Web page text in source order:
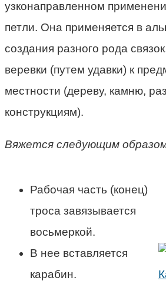
узконаправленном
петли. Она применяется в
создания разного рода
веревки (путем удавки) к
местности (дереву, камню,
конструкциям).
Вяжется следующим
Рабочая часть (конец)
троса завязывается
восьмеркой.
В нее вставляется
карабин.